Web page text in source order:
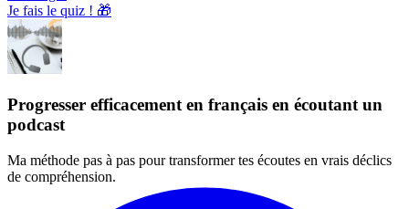
Je fais le quiz ! 🎁
Progresser efficacement en français en écoutant un
podcast
Ma méthode pas à pas pour transformer tes écoutes en vrais déclics
de compréhension.